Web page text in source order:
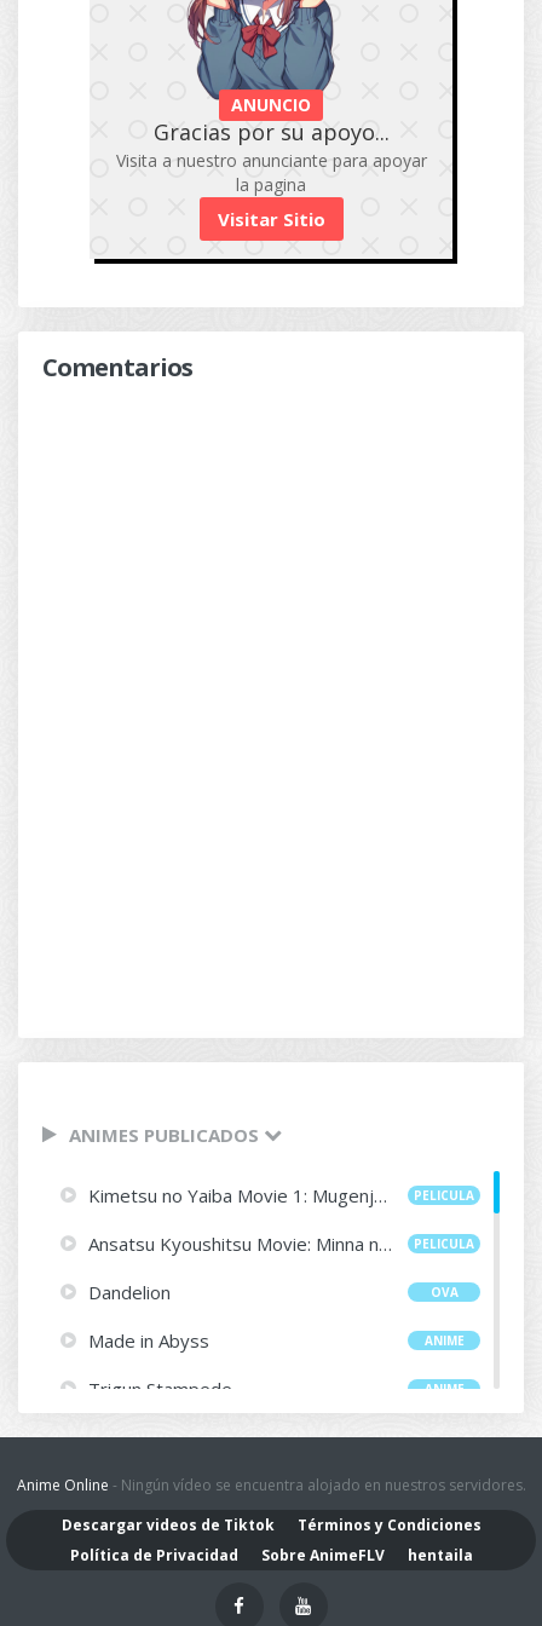
ANUNCIO
Gracias por su apoyo...
Visita a nuestro anunciante para apoyar
la pagina
Visitar Sitio
Comentarios
ANIMES PUBLICADOS
Kimetsu no Yaiba Movie 1: Mugenjou-hen - Akaza Sairai PELICULA
Ansatsu Kyoushitsu Movie: Minna no Jikan PELICULA
Dandelion OVA
Made in Abyss ANIME
Trigun Stampede ANIME
Enen no Shouboutai: Ni no Shou ANIME
Maou no Musume wa Yasashisugiru!! ANIME
One Punch Man S3 Latino ANIME
Anime Online - Ningún vídeo se encuentra alojado en nuestros servidores.
Descargar videos de Tiktok
Términos y Condiciones
Política de Privacidad
Sobre AnimeFLV hentaila